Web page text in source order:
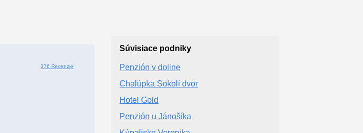
376 Recenzie
Súvisiace podniky
Penzión v doline
Chalúpka Sokolí dvor
Hotel Gold
Penzión u Jánošíka